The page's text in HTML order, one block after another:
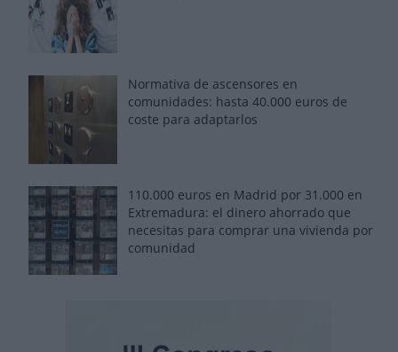
Normativa de ascensores en
comunidades: hasta 40.000 euros de
coste para adaptarlos
110.000 euros en Madrid por 31.000 en
Extremadura: el dinero ahorrado que
necesitas para comprar una vivienda por
comunidad